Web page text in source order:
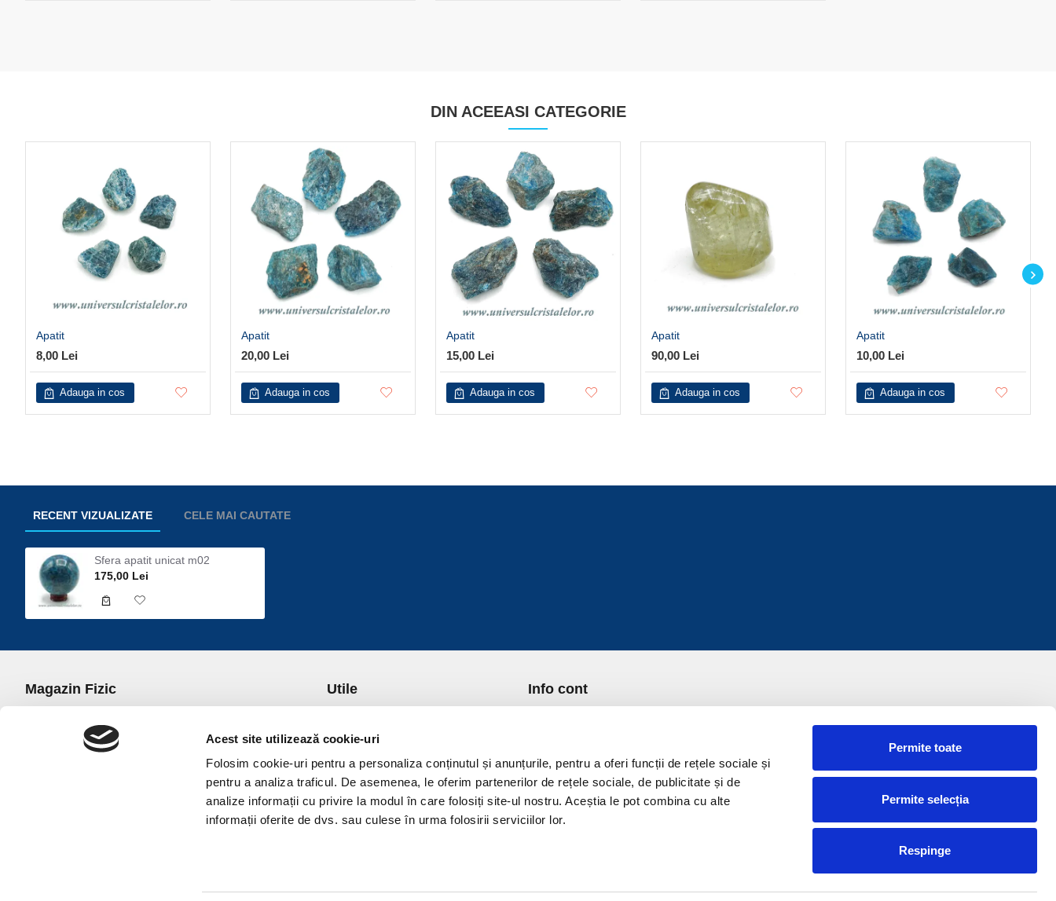
Acest site utilizează cookie-uri
Folosim cookie-uri pentru a personaliza conținutul și anunțurile, pentru a oferi funcții de rețele sociale și
pentru a analiza traficul. De asemenea, le oferim partenerilor de rețele sociale, de publicitate și de
analize informații cu privire la modul în care folosiți site-ul nostru. Aceștia le pot combina cu alte
informații oferite de dvs. sau culese în urma folosirii serviciilor lor.
Permite toate
Permite selecția
Respinge
DIN ACEEASI CATEGORIE
Apatit
8,00 Lei
Adauga in cos
Apatit
20,00 Lei
Adauga in cos
Apatit
15,00 Lei
Adauga in cos
Apatit
90,00 Lei
Adauga in cos
Apatit
10,00 Lei
Adauga in cos
RECENT VIZUALIZATE CELE MAI CAUTATE
Sfera apatit unicat m02
175,00 Lei
Magazin Fizic
office@universulcristalelor.ro
0799 879 911, 0723 145 611 (Comenzi Telefonice)
Utile
Transport si Plata
Politica de Returnare
Politica de confidentialitate
Politica Cookies
Termeni si conditii
Info cont
Lista Favorite
GDPR - Protectia datelor
Contact